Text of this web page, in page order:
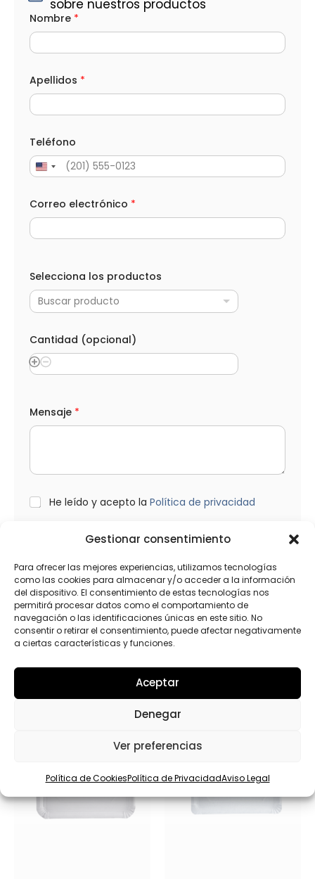
Gestionar consentimiento
Para ofrecer las mejores experiencias, utilizamos tecnologías
como las cookies para almacenar y/o acceder a la información
del dispositivo. El consentimiento de estas tecnologías nos
permitirá procesar datos como el comportamiento de
navegación o las identificaciones únicas en este sitio. No
consentir o retirar el consentimiento, puede afectar negativamente
a ciertas características y funciones.
Aceptar
Denegar
Ver preferencias
Política de CookiesPolítica de PrivacidadAviso Legal
sobre nuestros productos
Nombre *
Apellidos *
Teléfono
Correo electrónico *
e
c
r
n
c
o
Selecciona los productos
Buscar producto
Cantidad (opcional)
Mensaje *
L
He leído y acepto la Política de privacidad
Enviar
Productos relacionados